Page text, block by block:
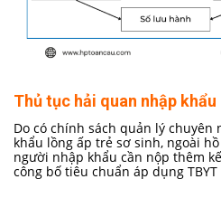
Thủ tục hải quan nhập
Do có chính sách quản lý
khẩu lồng ấp trẻ sơ sinh, ngoài
người nhập khẩu cần nộp thêm
công bố tiêu chuẩn áp dụng